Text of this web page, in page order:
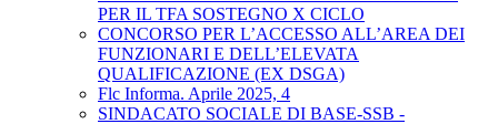
PER IL TFA SOSTEGNO X CICLO
CONCORSO PER L’ACCESSO ALL’AREA DEI
FUNZIONARI E DELL’ELEVATA
QUALIFICAZIONE (EX DSGA)
Flc Informa. Aprile 2025, 4
SINDACATO SOCIALE DI BASE-SSB -